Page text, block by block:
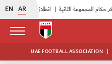
EN AR |
UAE FOOTBALL ASSOCIATION |